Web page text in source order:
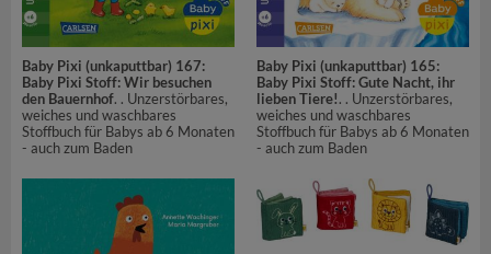
Baby Pixi (unkaputtbar) 167:
Baby Pixi Stoff: Wir besuchen
den Bauernhof. . Unzerstörbares,
weiches und waschbares
Stoffbuch für Babys ab 6 Monaten
- auch zum Baden
Baby Pixi (unkaputtbar) 165:
Baby Pixi Stoff: Gute Nacht, ihr
lieben Tiere!. . Unzerstörbares,
weiches und waschbares
Stoffbuch für Babys ab 6 Monaten
- auch zum Baden